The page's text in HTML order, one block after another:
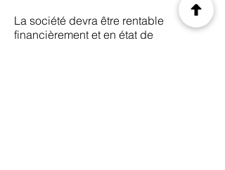
La société devra être rentable
financièrement et en état de